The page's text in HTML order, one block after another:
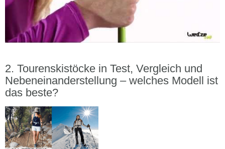
Tourenskistöcke in Test, Vergleich und
Nebeneinanderstellung – welches Modell ist
das beste?